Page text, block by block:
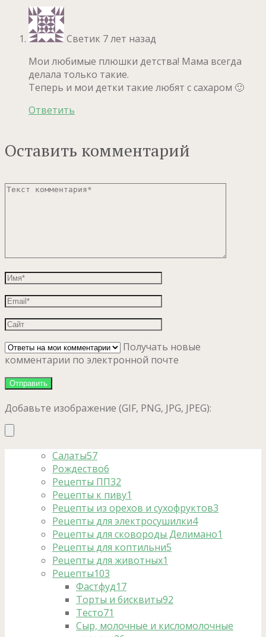
Светик 7 лет назад
Мои любимые плюшки детства! Мама всегда
делала только такие.
Теперь и мои детки такие любят с сахаром 🙂
Ответить
Оставить комментарий
Получать новые
комментарии по электронной почте
Добавьте изображение (GIF, PNG, JPG, JPEG):
Салаты57
Рождество6
Рецепты ПП32
Рецепты к пиву1
Рецепты из орехов и сухофруктов3
Рецепты для электросушилки4
Рецепты для сковороды Делимано1
Рецепты для коптильни5
Рецепты для животных1
Рецепты103
Фастфуд17
Торты и бисквиты92
Тесто71
Сыр, молочные и кисломолочные